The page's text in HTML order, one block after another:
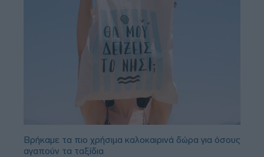
Βρήκαμε τα πιο χρήσιμα καλοκαιρινά δώρα για όσους
αγαπούν τα ταξίδια